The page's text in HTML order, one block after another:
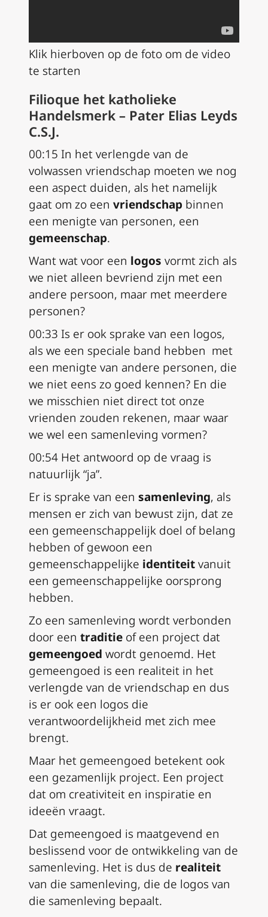
Klik hierboven op de foto om de video
te starten
Filioque het katholieke
Handelsmerk – Pater Elias Leyds
C.S.J.
00:15 In het verlengde van de
volwassen vriendschap moeten we nog
een aspect duiden, als het namelijk
gaat om zo een vriendschap binnen
een menigte van personen, een
gemeenschap.
Want wat voor een logos vormt zich als
we niet alleen bevriend zijn met een
andere persoon, maar met meerdere
personen?
00:33 Is er ook sprake van een logos,
als we een speciale band hebben met
een menigte van andere personen, die
we niet eens zo goed kennen? En die
we misschien niet direct tot onze
vrienden zouden rekenen, maar waar
we wel een samenleving vormen?
00:54 Het antwoord op de vraag is
natuurlijk “ja”.
Er is sprake van een samenleving, als
mensen er zich van bewust zijn, dat ze
een gemeenschappelijk doel of belang
hebben of gewoon een
gemeenschappelijke identiteitvanuit
een gemeenschappelijke oorsprong
hebben.
Zo een samenleving wordt verbonden
door een traditie of een project dat
gemeengoed wordt genoemd. Het
gemeengoed is een realiteit in het
verlengde van de vriendschap en dus
is er ook een logos die
verantwoordelijkheid met zich mee
brengt.
Maar het gemeengoed betekent ook
een gezamenlijk project. Een project
dat om creativiteit en inspiratie en
ideeën vraagt.
Dat gemeengoed is maatgevend en
beslissend voor de ontwikkeling van de
samenleving. Het is dus de realiteit
van die samenleving, die de logos van
die samenleving bepaalt.